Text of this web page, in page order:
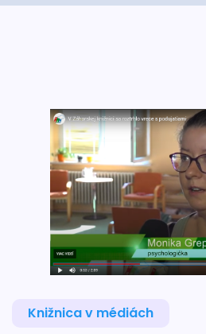
Knižnica v médiách